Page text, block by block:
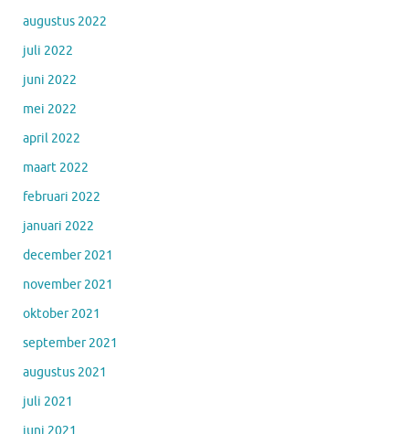
augustus 2022
juli 2022
juni 2022
mei 2022
april 2022
maart 2022
februari 2022
januari 2022
december 2021
november 2021
oktober 2021
september 2021
augustus 2021
juli 2021
juni 2021